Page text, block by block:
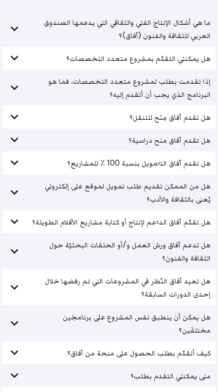
ما هي أشكال الإنتاج الفني والثقافي التي يدعمها الصندوق
العربي للثقافة والفنون (آفاق)؟
هل يمكنني التقدّم بمشروع متعدد التخصصات؟
إذا تقدمت بطلب لمشروع متعدد التخصصات، فما هو
البرنامج الذي يجب أن أتقدم إليه؟
هل تقدم آفاق مِنَح للتنقل؟
هل تقدم آفاق منح دراسية؟
هل تقدم آفاق التَّمويل بنسبة 100 ٪ للمشاريع؟
هل من الممكن تقديم طلب تمويل لموقع على إلكتروني
يُعنى بالثقافة والأدب؟
هل تقدّم آفاق الدَّعم لإنتاج أو كتابة مشاريع الأفلام الطويلة؟
هل تدعم آفاق ورش العمل و/أو الحلقات البحثيّة حول
الثقافة والفنون؟
هل تعيد آفاق النّظر في المشروعات التي تم رفضها خلال
إحدى الدورات السابقة؟
هل يمكن أن ينطبق نفس المشروع على برنامجَين
مختلفَين؟
كيف أتقدّم بطلب الحصول على منحة من آفاق؟
متى يمكنني التقدم بطلب؟